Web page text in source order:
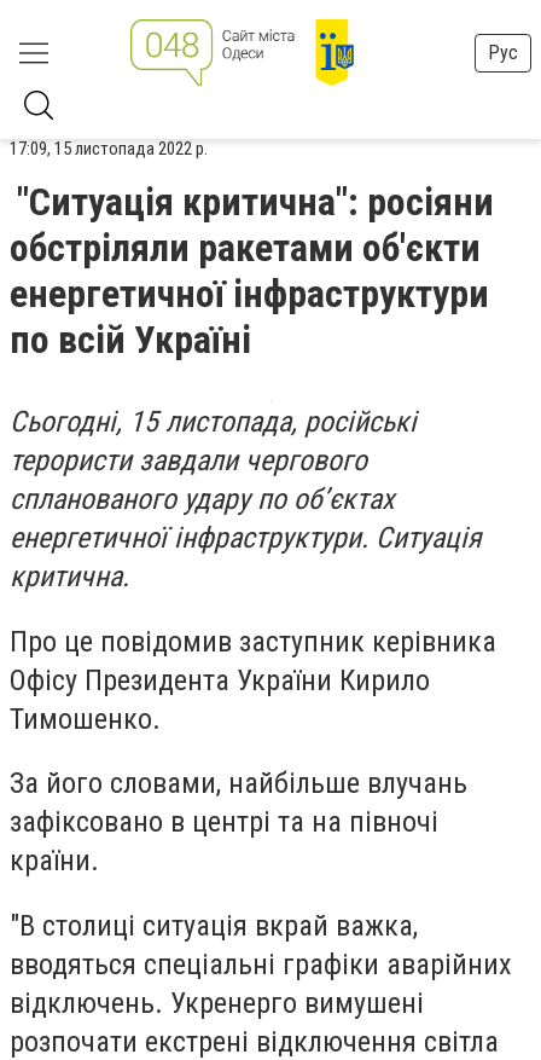
Рус
17:09, 15 листопада 2022 р.
"Ситуація критична": росіяни
обстріляли ракетами об'єкти
енергетичної інфраструктури
по всій Україні
Сьогодні, 15 листопада, російські
терористи завдали чергового
спланованого удару по об’єктах
енергетичної інфраструктури. Ситуація
критична.
Про це повідомив заступник керівника
Офісу Президента України Кирило
Тимошенко.
За його словами, найбільше влучань
зафіксовано в центрі та на півночі
країни.
"В столиці ситуація вкрай важка,
вводяться спеціальні графіки аварійних
відключень. Укренерго вимушені
розпочати екстрені відключення світла